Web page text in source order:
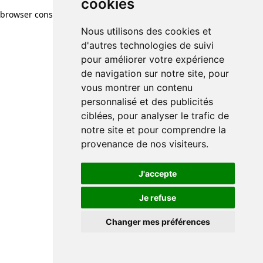
cookies
Nous utilisons des cookies et
d'autres technologies de suivi
pour améliorer votre expérience
de navigation sur notre site, pour
vous montrer un contenu
personnalisé et des publicités
ciblées, pour analyser le trafic de
notre site et pour comprendre la
provenance de nos visiteurs.
J'accepte
Je refuse
Changer mes préférences
cookies
Nous utilisons des cookies et
d'autres technologies de suivi
pour améliorer votre expérience
de navigation sur notre site, pour
vous montrer un contenu
personnalisé et des publicités
ciblées, pour analyser le trafic de
notre site et pour comprendre la
provenance de nos visiteurs.
J'accepte
Je refuse
Changer mes préférences
browser console for more information)